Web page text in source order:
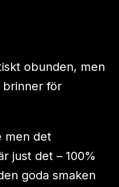
obunden, men
brinner för
men det
just det – 100%
goda smaken